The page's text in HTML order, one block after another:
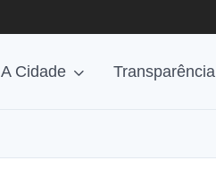
A Cidade Transparência